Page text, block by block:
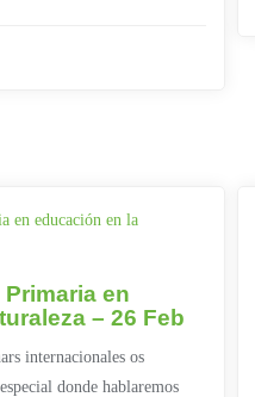
en
– 26 Feb
internacionales os
donde hablaremos